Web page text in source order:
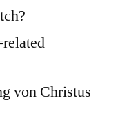
von Christus